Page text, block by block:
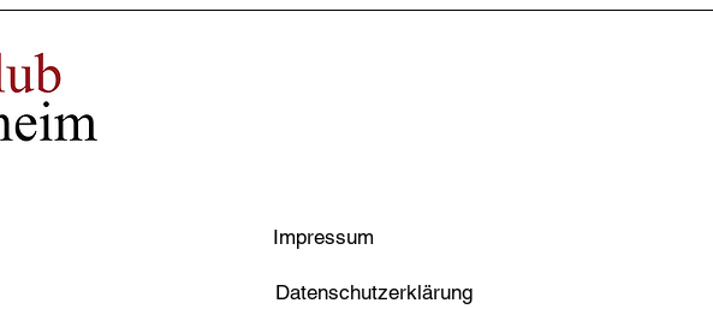
Impressum
Datenschutzerklärung